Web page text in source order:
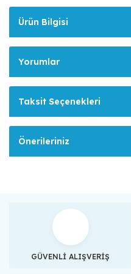
Ürün Bilgisi
Yorumlar
Taksit Seçenekleri
Önerileriniz
GÜVENLİ ALIŞVERİŞ